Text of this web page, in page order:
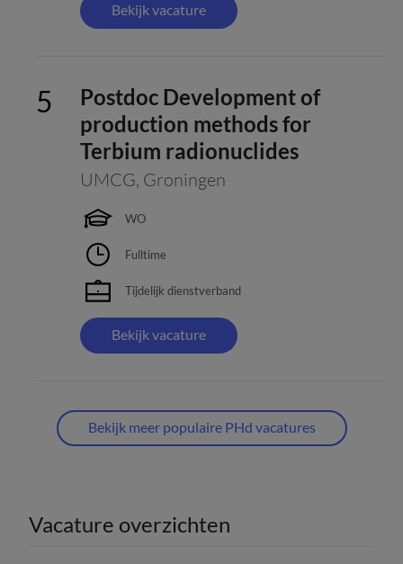
Bekijk vacature
Postdoc Development of
production methods for
Terbium radionuclides
UMCG, Groningen
WO
Fulltime
Tijdelijk dienstverband
Bekijk vacature
Bekijk meer populaire PHd vacatures
Vacature overzichten